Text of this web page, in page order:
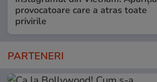
provocatoare care a atras toate
privirile
PARTENERI